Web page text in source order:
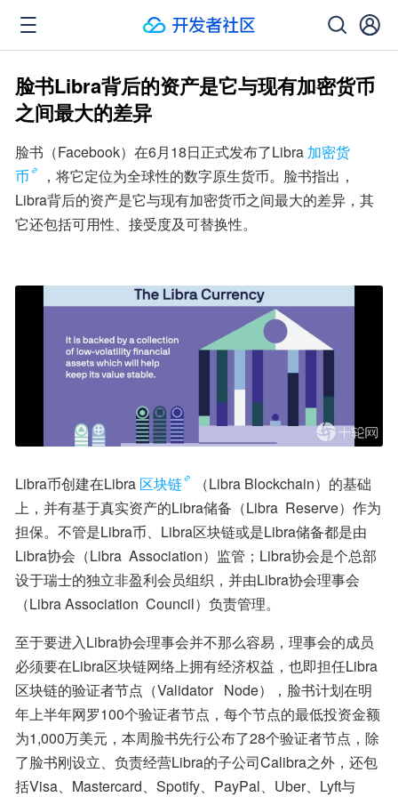
脸书Libra背后的资产是它与现有加密货币
之间最大的差异
脸书（Facebook）在6月18日正式发布了Libra 加密货
币
，将它定位为全球性的数字原生货币。脸书指出，
Libra背后的资产是它与现有加密货币之间最大的差异，其
它还包括可用性、接受度及可替换性。
Libra币创建在Libra 区块链
（Libra Blockchain）的基础
上，并有基于真实资产的Libra储备（Libra  Reserve）作为
担保。不管是Libra币、Libra区块链或是Libra储备都是由
Libra协会（Libra  Association）监管；Libra协会是个总部
设于瑞士的独立非盈利会员组织，并由Libra协会理事会
（Libra Association  Council）负责管理。
至于要进入Libra协会理事会并不那么容易，理事会的成员
必须要在Libra区块链网络上拥有经济权益，也即担任Libra
区块链的验证者节点（Validator   Node），脸书计划在明
年上半年网罗100个验证者节点，每个节点的最低投资金额
为1,000万美元，本周脸书先行公布了28个验证者节点，除
了脸书刚设立、负责经营Libra的子公司Calibra之外，还包
括Visa、Mastercard、Spotify、PayPal、Uber、Lyft与